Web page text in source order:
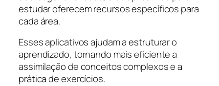
estudar oferecem recursos específicos para
cada área.
Esses aplicativos ajudam a estruturar o
aprendizado, tornando mais eficiente a
assimilação de conceitos complexos e a
prática de exercícios.